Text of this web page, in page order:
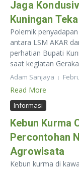
Jaga
Kuningan
Polemik
antara LSM AKAR
perhatian Bupati
saat kegiatan
Adam Sanjaya
Read More
Informasi
Kebun Kurma
Percontohan
Agrowisata
Kebun kurma di